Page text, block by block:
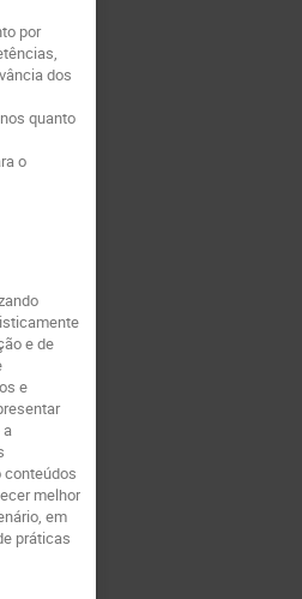
por
dos
quanto
o
e de
e
melhor
em
práticas